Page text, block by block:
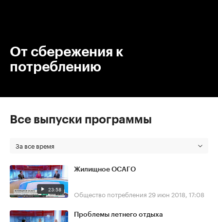
От сбережения к
потреблению
Все выпуски программы
За все время
23:58
Жилищное ОСАГО
Общество потребления 29 июн 2018, 17:08
Проблемы летнего отдыха